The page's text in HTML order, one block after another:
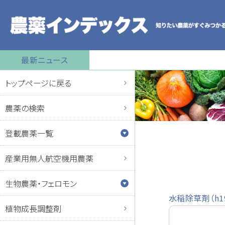
最新ニュース
トップページに戻る
農薬の検索
登載農薬一覧
産業用無人航空機用農薬
生物農薬・フェロモン
植物成長調整剤
水稲除草剤（